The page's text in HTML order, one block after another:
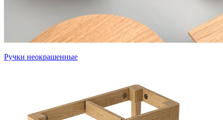
Ручки неокрашенные